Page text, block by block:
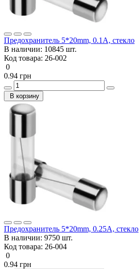
Предохранитель 5*20mm, 0.1A, стекло
В наличии: 10845 шт.
Код товара: 26-002
0
0.94 грн
В корзину
Предохранитель 5*20mm, 0.25A, стекло
В наличии: 9750 шт.
Код товара: 26-004
0
0.94 грн